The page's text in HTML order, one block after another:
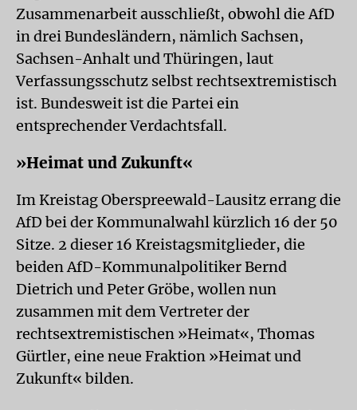
Zusammenarbeit ausschließt, obwohl die AfD
in drei Bundesländern, nämlich Sachsen,
Sachsen-Anhalt und Thüringen, laut
Verfassungsschutz selbst rechtsextremistisch
ist. Bundesweit ist die Partei ein
entsprechender Verdachtsfall.
»Heimat und Zukunft«
Im Kreistag Oberspreewald-Lausitz errang die
AfD bei der Kommunalwahl kürzlich 16 der 50
Sitze. 2 dieser 16 Kreistagsmitglieder, die
beiden AfD-Kommunalpolitiker Bernd
Dietrich und Peter Gröbe, wollen nun
zusammen mit dem Vertreter der
rechtsextremistischen »Heimat«, Thomas
Gürtler, eine neue Fraktion »Heimat und
Zukunft« bilden.